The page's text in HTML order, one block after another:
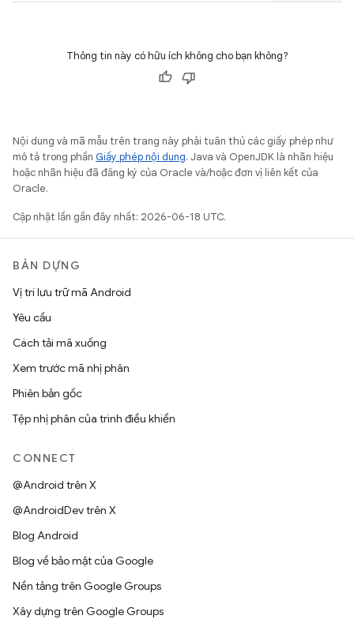
Thông tin này có hữu ích không cho bạn không?
Nội dung và mã mẫu trên trang này phải tuân thủ các giấy phép như
mô tả trong phần Giấy phép nội dung. Java và OpenJDK là nhãn hiệu
hoặc nhãn hiệu đã đăng ký của Oracle và/hoặc đơn vị liên kết của
Oracle.
Cập nhật lần gần đây nhất: 2026-06-18 UTC.
BẢN DỰNG
Vị trí lưu trữ mã Android
Yêu cầu
Cách tải mã xuống
Xem trước mã nhị phân
Phiên bản gốc
Tệp nhị phân của trình điều khiển
CONNECT
@Android trên X
@AndroidDev trên X
Blog Android
Blog về bảo mật của Google
Nền tảng trên Google Groups
Xây dựng trên Google Groups